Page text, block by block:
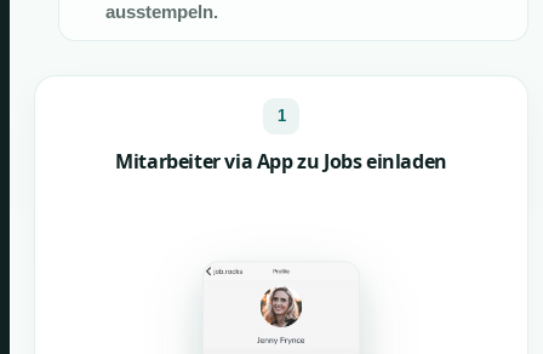
ausstempeln.
1
Mitarbeiter via App zu Jobs einladen